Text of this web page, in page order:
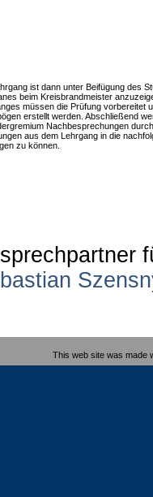
ist dann unter Beifügung des
beim Kreisbrandmeister
müssen die Prüfung vorbereitet
erstellt werden. Abschließend
Nachbesprechungen
aus dem Lehrgang in die
zu können.
This web site was made